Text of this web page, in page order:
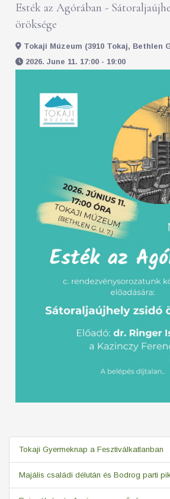
Esték az Agórában -
öröksége
Tokaji Múzeum (3910 Tokaj, Bethlen
2026. June 11. 17:00 - 19:00
Tokaji Gyermeknap a Fesztiválkatlanban
Majális családi délután és Bodrog parti